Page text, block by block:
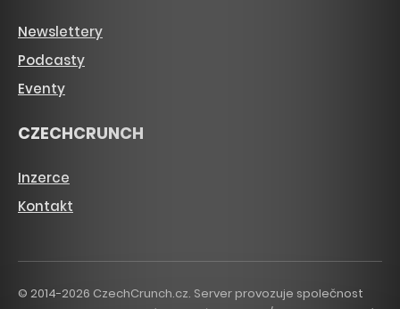
Newslettery
Podcasty
Eventy
CZECHCRUNCH
Inzerce
Kontakt
© 2014-2026 CzechCrunch.cz. Server provozuje společnost